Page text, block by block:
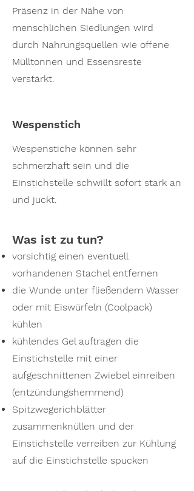
Präsenz in der Nähe von
menschlichen Siedlungen wird
durch Nahrungsquellen wie offene
Mülltonnen und Essensreste
verstärkt.
Wespenstich
Wespenstiche können sehr
schmerzhaft sein und die
Einstichstelle schwillt sofort stark an
und juckt.
Was ist zu tun?
vorsichtig einen eventuell
vorhandenen Stachel entfernen
die Wunde unter fließendem Wasser
oder mit Eiswürfeln (Coolpack)
kühlen
kühlendes Gel auftragen die
Einstichstelle mit einer
aufgeschnittenen Zwiebel einreiben
(entzündungshemmend)
Spitzwegerichblätter
zusammenknüllen und der
Einstichstelle verreiben zur Kühlung
auf die Einstichstelle spucken